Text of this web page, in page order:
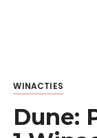
WINACTIES
Dune: